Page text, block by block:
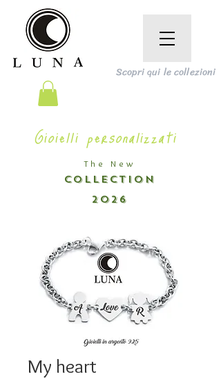
The New
COLLECTION
2026
Scopri qui le collezioni
Gioielli personalizzati
My heart